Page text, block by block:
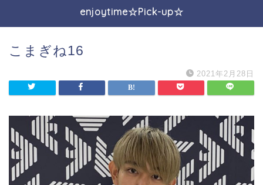
enjoytime☆Pick-up☆
こまぎね16
2021年2月28日